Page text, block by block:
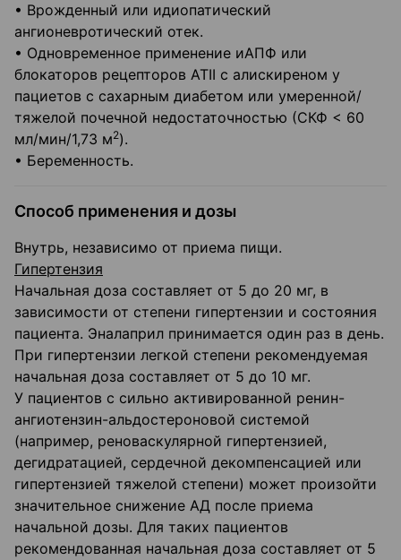
• Врожденный или идиопатический
ангионевротический отек.
• Одновременное применение иАПФ или
блокаторов рецепторов АТII с алискиреном у
пациетов с сахарным диабетом или умеренной/
тяжелой почечной недостаточностью (СКФ < 60
мл/мин/1,73 м2).
• Беременность.
Способ применения и дозы
Внутрь, независимо от приема пищи.
Гипертензия
Начальная доза составляет от 5 до 20 мг, в
зависимости от степени гипертензии и состояния
пациента. Эналаприл принимается один раз в день.
При гипертензии легкой степени рекомендуемая
начальная доза составляет от 5 до 10 мг.
У пациентов с сильно активированной ренин-
ангиотензин-альдостероновой системой
(например, реноваскулярной гипертензией,
дегидратацией, сердечной декомпенсацией или
гипертензией тяжелой степени) может произойти
значительное снижение АД после приема
начальной дозы. Для таких пациентов
рекомендованная начальная доза составляет от 5